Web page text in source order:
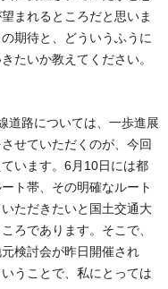
まれるところだと思いま
期待と、どういうふうに
たいか教えてください。
道路については、一歩進展
せていただくのが、今回
います。6月10日には都
ト帯、その明確なルート
ただきたいと国土交通大
ろであります。そこで、
検討会が昨日開催され
うことで、私にとっては